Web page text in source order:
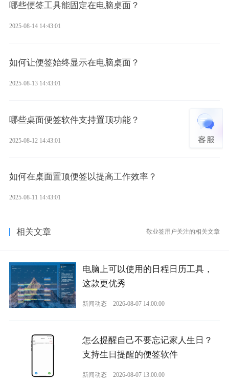
哪些便签工具能固定在电脑桌面？
2025-08-14 14:43:01
如何让便签始终显示在电脑桌面？
2025-08-13 14:43:01
哪些桌面便签软件支持置顶功能？
2025-08-12 14:43:01
如何在桌面置顶便签以提高工作效率？
2025-08-11 14:43:01
相关文章 敬业签用户关注的相关文章
电脑上可以使用的日程日历工具，
这款更优秀
新闻动态 2026-08-07 14:00:00
怎么提醒自己不要忘记家人生日？
支持生日提醒的便签软件
新闻动态 2026-08-07 13:00:00